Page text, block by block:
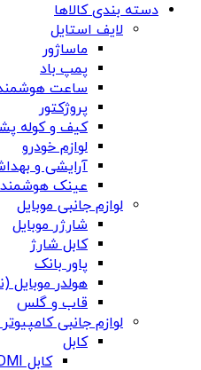
دسته بندی کالاها
لایف استایل
ماساژور
پمپ باد
ساعت
پروژکتور
کیف و کوله
لوازم خودرو
آرایشی و
عینک هوشمند
لوازم جانبی موبایل
شارژر موبایل
کابل شارژ
پاور بانک
هولدر موبایل
قاب و گلس
لوازم جانبی
کابل
کابل HDMI